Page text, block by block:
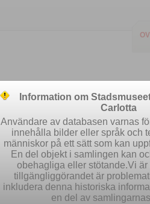
Easy search
Information om
Carlotta
Användare av databasen varnas
innehålla bilder eller språk och
människor på ett sätt som kan
En del objekt i samlingen kan
obehagliga eller stötande.Vi är
tillgängliggörandet är
inkludera denna historiska
en del av